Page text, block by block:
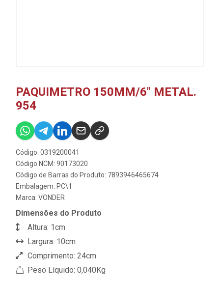
PAQUIMETRO 150MM/6" METAL.
954
Código: 0319200041
Código NCM: 90173020
Código de Barras do Produto: 7893946465674
Embalagem: PC\1
Marca: VONDER
Dimensões do Produto
Altura: 1cm
Largura: 10cm
Comprimento: 24cm
Peso Líquido: 0,040Kg